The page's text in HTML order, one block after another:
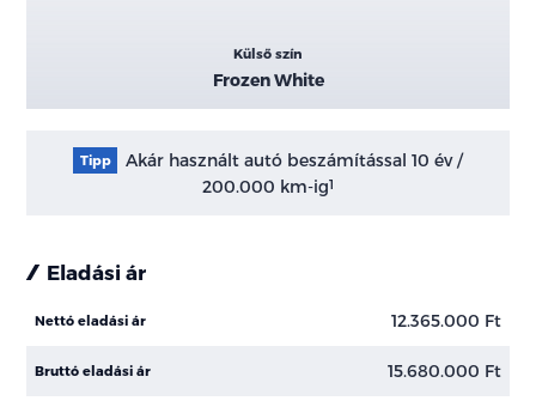
Külső szín
Frozen White
Tipp
Akár használt autó beszámítással 10 év /
200.000 km-ig1
Eladási ár
Nettó eladási ár 12.365.000 Ft
Bruttó eladási ár 15.680.000 Ft